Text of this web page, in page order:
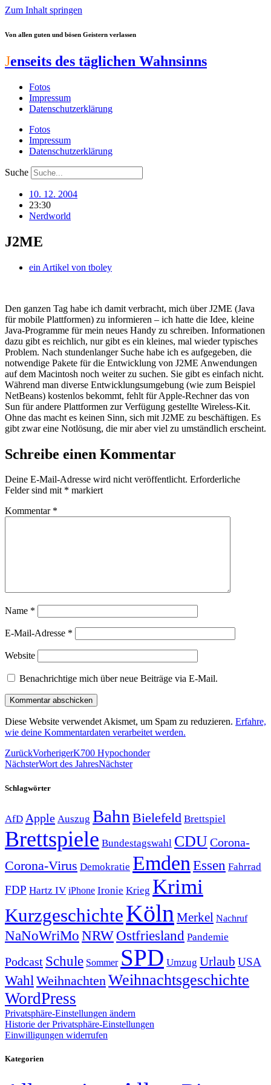
Zum Inhalt springen
Von allen guten und bösen Geistern verlassen
Jenseits des täglichen Wahnsinns
Fotos
Impressum
Datenschutzerklärung
Fotos
Impressum
Datenschutzerklärung
Suche
10. 12. 2004
23:30
Nerdworld
J2ME
ein Artikel von tboley
Den ganzen Tag habe ich damit verbracht, mich über J2ME (Java
für mobile Plattformen) zu informieren – ich hatte die Idee, kleine
Java-Programme für mein neues Handy zu schreiben. Informationen
dazu gibt es reichlich, nur gibt es ein kleines, mal wieder typisches
Problem. Nach stundenlanger Suche habe ich es aufgegeben, die
notwendige Pakete für die Entwicklung von J2ME Anwendungen
auf dem Macintosh noch weiter zu suchen. Sie gibt es einfach nicht.
Während man diverse Entwicklungsumgebung (wie zum Beispiel
NetBeans) kostenlos bekommt, fehlt für Apple-Rechner das von
Sun für andere Plattformen zur Verfügung gestellte Wireless-Kit.
Ohne das macht es keinen Sinn, sich mit J2ME zu beschäftigen. Es
gibt zwar eine Notlösung, die mir aber viel zu umständlich erscheint.
Schreibe einen Kommentar
Deine E-Mail-Adresse wird nicht veröffentlicht. Erforderliche
Felder sind mit * markiert
Kommentar *
Name *
E-Mail-Adresse *
Website
Benachrichtige mich über neue Beiträge via E-Mail.
Diese Website verwendet Akismet, um Spam zu reduzieren. Erfahre,
wie deine Kommentardaten verarbeitet werden.
ZurückVorherigerK700 Hypochonder
NächsterWort des JahresNächster
Schlagwörter
AfD Apple Auszug Bahn Bielefeld Brettspiel
Brettspiele Bundestagswahl CDUCorona-
Corona-Virus Demokratie Emden Essen Fahrrad
FDP Hartz IV iPhone Ironie Krieg Krimi
KurzgeschichteKöln Merkel Nachruf
NaNoWriMo NRWOstfriesland Pandemie
Podcast Schule Sommer SPD Umzug Urlaub USA
Wahl Weihnachten Weihnachtsgeschichte
WordPress
Privatsphäre-Einstellungen ändern
Historie der Privatsphäre-Einstellungen
Einwilligungen widerrufen
Kategorien